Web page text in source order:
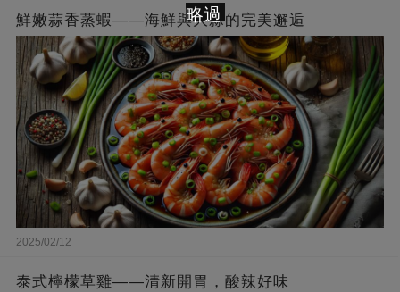
鮮嫩蒜香蒸蝦——海鮮與大蒜的完美邂逅
2025/02/12
泰式檸檬草雞——清新開胃，酸辣好味
略過